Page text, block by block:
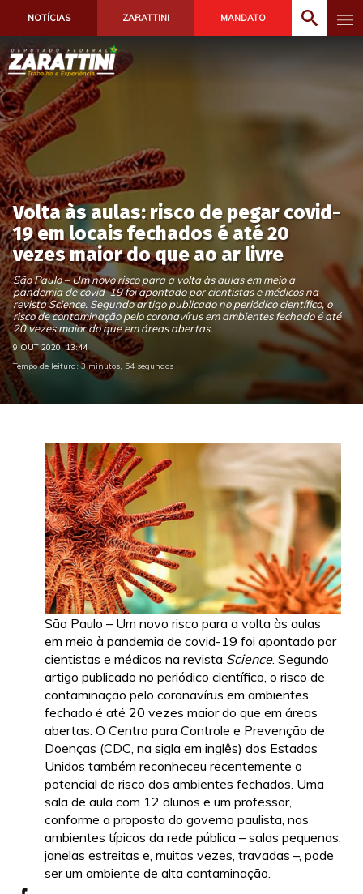
NOTÍCIAS ZARATTINI MANDATO
Volta às aulas: risco de pegar covid-
19 em locais fechados é até 20
vezes maior do que ao ar livre
São Paulo – Um novo risco para a volta às aulas em meio à
pandemia de covid-19 foi apontado por cientistas e médicos na
revista Science. Segundo artigo publicado no periódico científico, o
risco de contaminação pelo coronavírus em ambientes fechado é até
20 vezes maior do que em áreas abertas.
9 OUT 2020, 13:44
Tempo de leitura: 3 minutos, 54 segundos
São Paulo – Um novo risco para a volta às aulas
em meio à pandemia de covid-19 foi apontado por
cientistas e médicos na revista Science. Segundo
artigo publicado no periódico científico, o risco de
contaminação pelo coronavírus em ambientes
fechado é até 20 vezes maior do que em áreas
abertas. O Centro para Controle e Prevenção de
Doenças (CDC, na sigla em inglês) dos Estados
Unidos também reconheceu recentemente o
potencial de risco dos ambientes fechados. Uma
sala de aula com 12 alunos e um professor,
conforme a proposta do governo paulista, nos
ambientes típicos da rede pública – salas pequenas,
janelas estreitas e, muitas vezes, travadas –, pode
ser um ambiente de alta contaminação.